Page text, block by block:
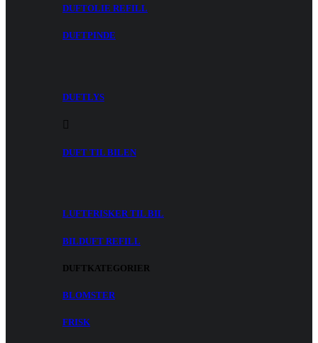
DUFTOLIE REFILL
DUFTPINDE
DUFTLYS
DUFT TIL BILEN
LUFTFRISKER TIL BIL
BILDUFT REFILL
DUFTKATEGORIER
BLOMSTER
FRISK